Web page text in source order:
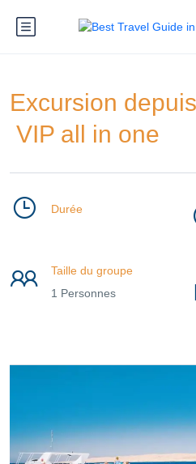
Excursion
VIP all in one
Durée
Taille du groupe
1 Personnes